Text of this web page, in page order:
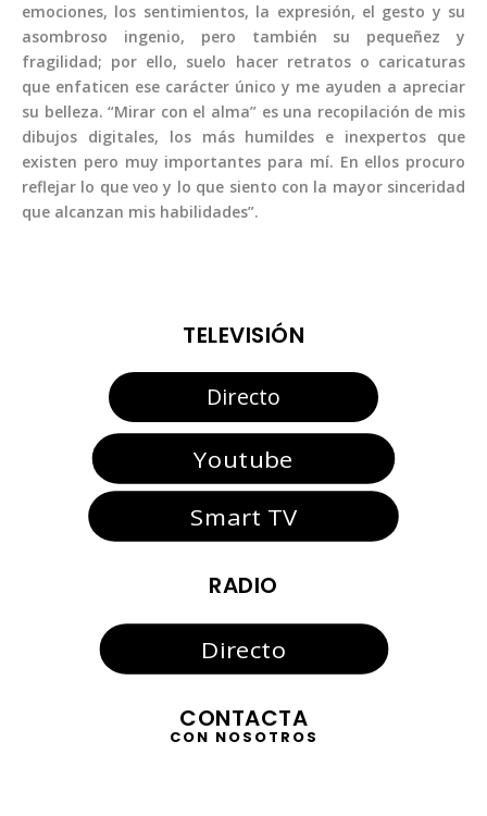
emociones, los sentimientos, la expresión, el gesto y su
asombroso ingenio, pero también su pequeñez y
fragilidad; por ello, suelo hacer retratos o caricaturas
que enfaticen ese carácter único y me ayuden a apreciar
su belleza. “Mirar con el alma” es una recopilación de mis
dibujos digitales, los más humildes e inexpertos que
existen pero muy importantes para mí. En ellos procuro
reflejar lo que veo y lo que siento con la mayor sinceridad
que alcanzan mis habilidades”.
TELEVISIÓN
Directo
Youtube
Smart TV
RADIO
Directo
CONTACTA
CON NOSOTROS